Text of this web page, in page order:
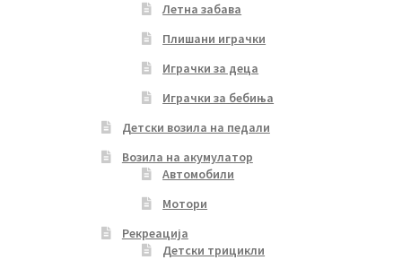
Летна забава
Плишани играчки
Играчки за деца
Играчки за бебиња
Детски возила на педали
Возила на акумулатор
Автомобили
Мотори
Рекреација
Детски трицикли